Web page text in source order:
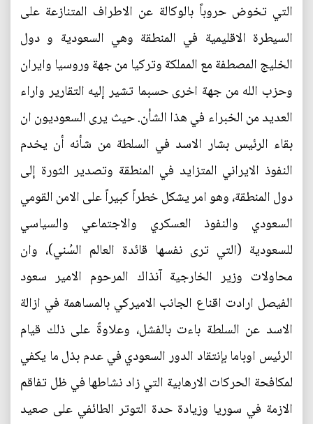
التي تخوض حروباً بالوكالة عن الاطراف المتنازعة على
السيطرة الاقليمية في المنطقة وهي السعودية و دول
الخليج المصطفة مع المملكة وتركيا من جهة وروسيا وايران
وحزب الله من جهة اخرى حسبما تشير إليه التقارير واراء
العديد من الخبراء في هذا الشأن. حيث يرى السعوديون ان
بقاء الرئيس بشار الاسد في السلطة من شأنه أن يخدم
النفوذ الايراني المتزايد في المنطقة وتصدير الثورة إلى
دول المنطقة، وهو امر يشكل خطراً كبيراً على الامن القومي
السعودي والنفوذ العسكري والاجتماعي والسياسي
للسعودية (التي ترى نفسها قائدة العالم السُني)، وان
محاولات وزير الخارجية آنذاك المرحوم الامير سعود
الفيصل ارادت اقناع الجانب الاميركي بالمساهمة في ازالة
الاسد عن السلطة باءت بالفشل، وعلاوةً على ذلك قيام
الرئيس اوباما بإنتقاد الدور السعودي في عدم بذل ما يكفي
لمكافحة الحركات الارهابية التي زاد نشاطها في ظل تفاقم
الازمة في سوريا وزيادة حدة التوتر الطائفي على صعيد